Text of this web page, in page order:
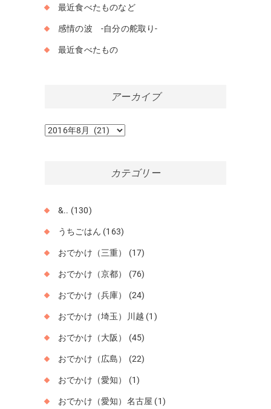
最近食べたものなど
感情の波 -自分の舵取り-
最近食べたもの
アーカイブ
ア
カテゴリー
&.. (130)
うちごはん (163)
おでかけ（三重） (17)
おでかけ（京都） (76)
おでかけ（兵庫） (24)
おでかけ（埼玉）川越 (1)
おでかけ（大阪） (45)
おでかけ（広島） (22)
おでかけ（愛知） (1)
おでかけ（愛知）名古屋 (1)